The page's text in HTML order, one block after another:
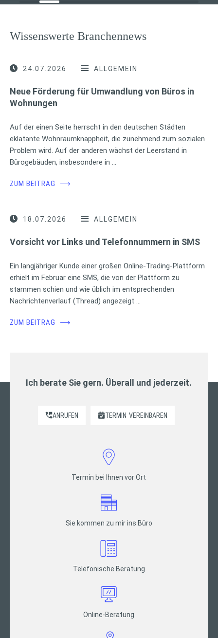
Wissenswerte Branchennews
24.07.2026 ALLGEMEIN
Neue Förderung für Umwandlung von Büros in
Wohnungen
Auf der einen Seite herrscht in den deutschen Städten
eklatante Wohnraumknappheit, die zunehmend zum sozialen
Problem wird. Auf der anderen wächst der Leerstand in
Bürogebäuden, insbesondere in …
ZUM BEITRAG ⟶
18.07.2026 ALLGEMEIN
Vorsicht vor Links und Telefonnummern in SMS
Ein langjähriger Kunde einer großen Online-Trading-Plattform
erhielt im Februar eine SMS, die von der Plattform zu
stammen schien und wie üblich im entsprechenden
Nachrichtenverlauf (Thread) angezeigt …
ZUM BEITRAG ⟶
Ich berate Sie gern. Überall und jederzeit.
ANRUFEN TERMIN VEREINBAREN
Termin bei Ihnen vor Ort
Sie kommen zu mir ins Büro
Telefonische Beratung
Online-Beratung